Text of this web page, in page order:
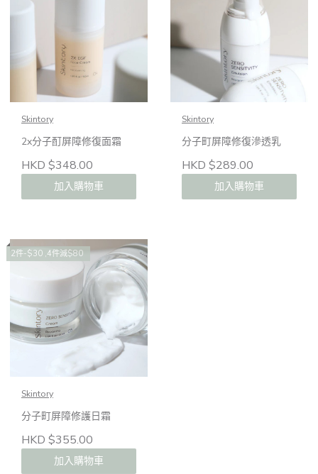
Skintory
2x分子酊屏障修復面霜
HKD $348.00
加入購物車
Skintory
分子町屏障修復滲透乳
HKD $289.00
加入購物車
2件-$30 ,4件減$80
Skintory
分子町屏障修護日霜
HKD $355.00
加入購物車